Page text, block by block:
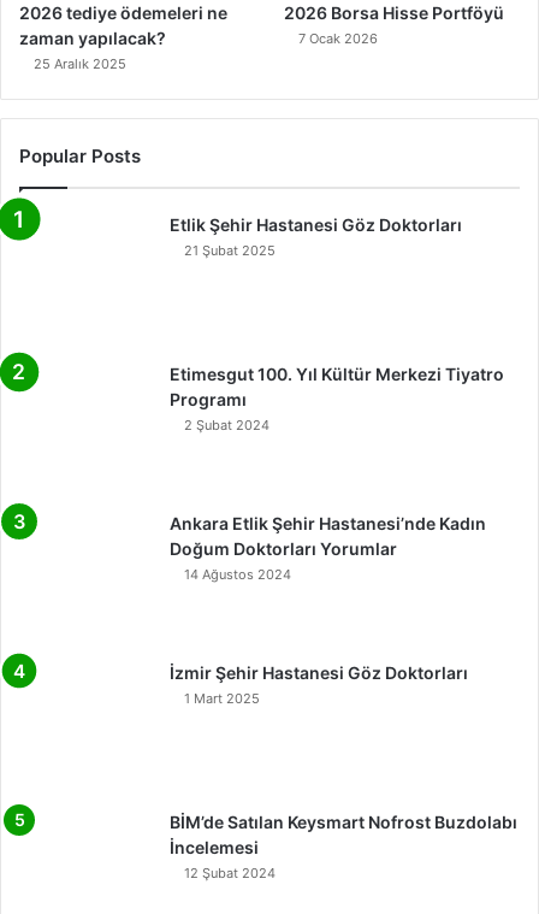
2026 tediye ödemeleri ne
zaman yapılacak?
25 Aralık 2025
2026 Borsa Hisse Portföyü
7 Ocak 2026
Popular Posts
Etlik Şehir Hastanesi Göz Doktorları
21 Şubat 2025
Etimesgut 100. Yıl Kültür Merkezi Tiyatro
Programı
2 Şubat 2024
Ankara Etlik Şehir Hastanesi’nde Kadın
Doğum Doktorları Yorumlar
14 Ağustos 2024
İzmir Şehir Hastanesi Göz Doktorları
1 Mart 2025
BİM’de Satılan Keysmart Nofrost Buzdolabı
İncelemesi
12 Şubat 2024